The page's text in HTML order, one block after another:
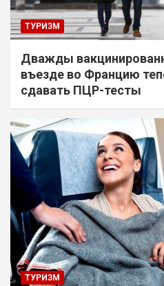
ТУРИЗМ
Дважды
въезде во Францию
сдавать ПЦР-тесты
ТУРИЗМ